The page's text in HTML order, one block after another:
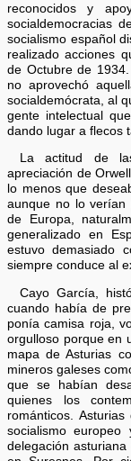
reconocidos y
socialdemocracias
socialismo español
realizado acciones
de Octubre de
no aprovechó
socialdemócrata, al
gente intelectual
dando lugar a flecos
La actitud de
apreciación de
lo menos que
aunque no lo verían
de Europa,
generalizado en
estuvo demasiado
siempre conduce al
Cayo García,
cuando había de
ponía camisa roja,
orgulloso porque en
mapa de Asturias
mineros galeses
que se habían
quienes los
románticos.
socialismo
delegación asturiana